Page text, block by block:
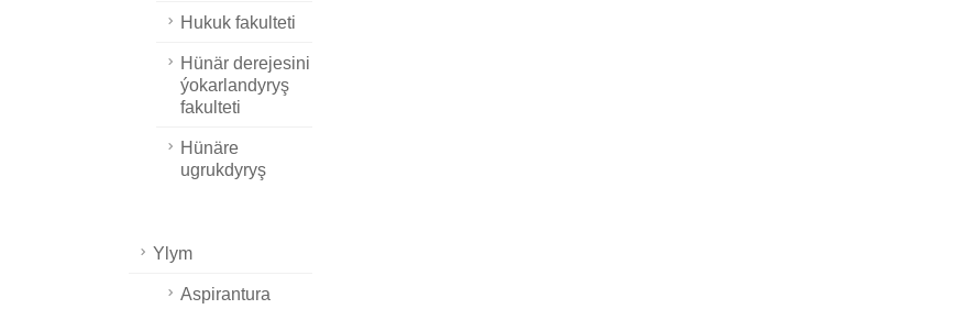
Hukuk fakulteti
Hünär derejesini
ýokarlandyryş
fakulteti
Hünäre
ugrukdyryş
Ylym
Aspirantura